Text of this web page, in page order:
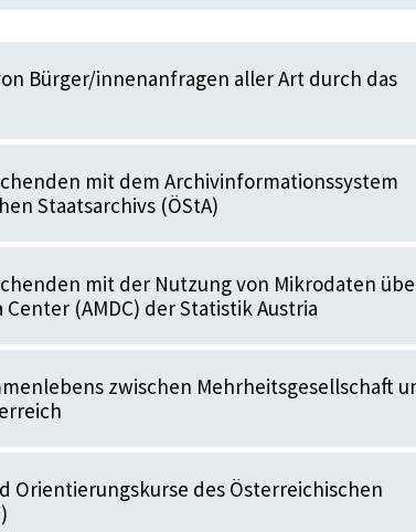
Bürger/innenanfragen aller Art durch das
mit dem Archivinformationssystem
Staatsarchivs (ÖStA)
mit der Nutzung von Mikrodaten
Center (AMDC) der Statistik Austria
zwischen Mehrheitsgesellschaft
Orientierungskurse des Österreichischen